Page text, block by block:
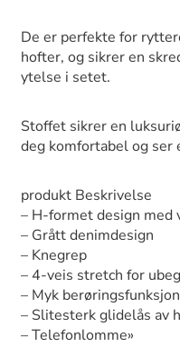
De er perfekte for
hofter, og sikrer en
ytelse i setet.
Stoffet sikrer en
deg komfortabel og ser
produkt Beskrivelse
– H-formet design med
– Grått denimdesign
– Knegrep
– 4-veis stretch for
– Myk
– Slitesterk glidelås av
– Telefonlomme»